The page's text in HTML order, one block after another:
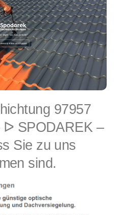
97957
ᐅ SPODAREK –
Sie zu uns
sind.